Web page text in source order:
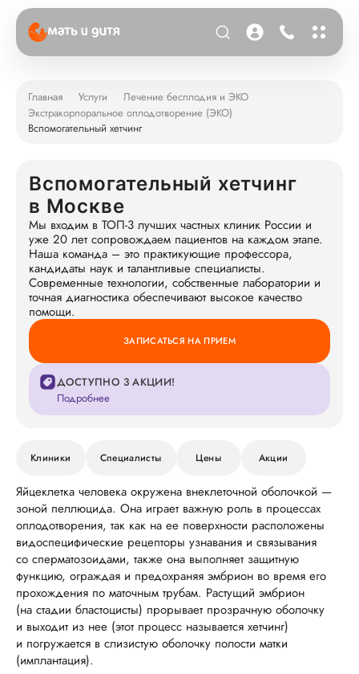
Главная Услуги
Лечение бесплодия и ЭКО
Экстракорпоральное оплодотворение (ЭКО)
Вспомогательный хетчинг
Вспомогательный хетчинг
в Москве
Мы входим в ТОП-3 лучших частных клиник России и
уже 20 лет сопровождаем пациентов на каждом этапе.
Наша команда – это практикующие профессора,
кандидаты наук и талантливые специалисты.
Современные технологии, собственные лаборатории и
точная диагностика обеспечивают высокое качество
помощи.
ЗАПИСАТЬСЯ НА ПРИЕМ
ДОСТУПНО 3 АКЦИИ!
Подробнее
Клиники Специалисты Цены Акции
Яйцеклетка человека окружена внеклеточной оболочкой —
зоной пеллюцида. Она играет важную роль в процессах
оплодотворения, так как на ее поверхности расположены
видоспецифические рецепторы узнавания и связывания
со сперматозоидами, также она выполняет защитную
функцию, ограждая и предохраняя эмбрион во время его
прохождения по маточным трубам. Растущий эмбрион
(на стадии бластоцисты) прорывает прозрачную оболочку
и выходит из нее (этот процесс называется хетчинг)
и погружается в слизистую оболочку полости матки
(имплантация).